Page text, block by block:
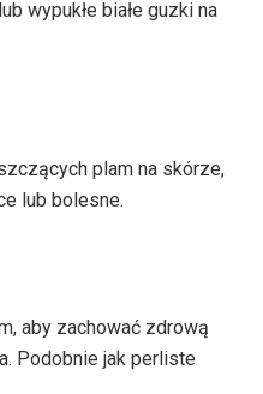
wypukłe białe guzki na
plam na skórze,
lub bolesne.
aby zachować zdrową
Podobnie jak perliste